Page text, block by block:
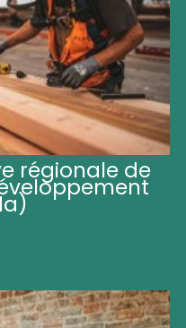
régionale de